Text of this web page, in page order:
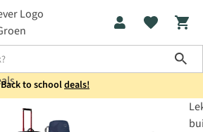
Back to schooldeals!